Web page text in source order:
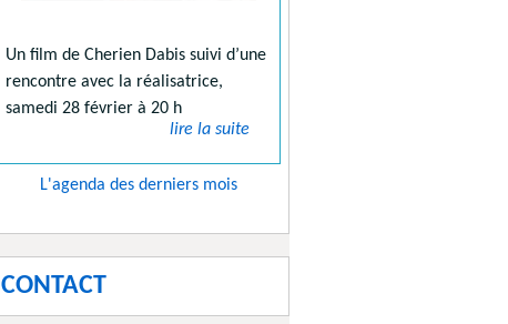
Un film de Cherien Dabis suivi d’une
rencontre avec la réalisatrice,
samedi 28 février à 20 h
lire la suite
L'agenda des derniers mois
CONTACT